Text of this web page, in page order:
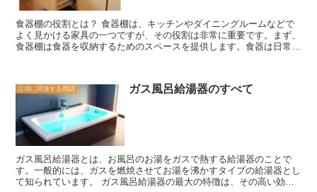
食器棚の役割とは？ 食器棚は、キッチンやダイニングルームなどで
よく見かける家具の一つですが、その役割は非常に重要です。まず、
食器棚は食器を収納するためのスペースを提供します。食器は日常的
割れやすいものであり、適切な収納がなされていないと、傷ついたり
割れたりする可能性が高まります。食器棚は、食器を安全に保管する
ための仕組みや素材を備えており、食器の寿命を延ばす役割を果たし
ています。 さらに、食器棚はインテリアの一部としても重要な役割
を果たしています。食器棚は、デザインや素材によって、キッチンや
ダイニングルームの雰囲気を演出することができます。木製の食器棚
は温かみがあり、ナチュラルな雰囲気を醸し出す一方、スチール製の
食器棚はモダンでスタイリッシュな印象を与えます。食器棚の選び方
や配置によって、空間全体の雰囲気を変えることができるのです。
設備に関連する用語 ガス風呂給湯器のすべて
ガス風呂給湯器とは、お風呂のお湯をガスで熱する給湯器のことで
す。一般的には、ガスを燃焼させてお湯を沸かすタイプの給湯器とし
て知られています。 ガス風呂給湯器の最大の特徴は、その高い効率